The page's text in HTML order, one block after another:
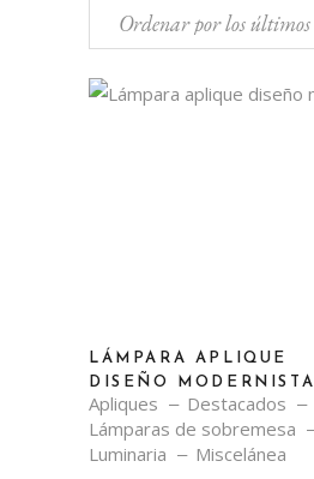
LÁMPARA APLIQUE
DISEÑO MODERNISTA
Apliques
Destacados
Lámparas de sobremesa
Luminaria
Miscelánea